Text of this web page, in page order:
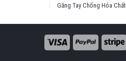
Găng Tay Chống Hóa Chất